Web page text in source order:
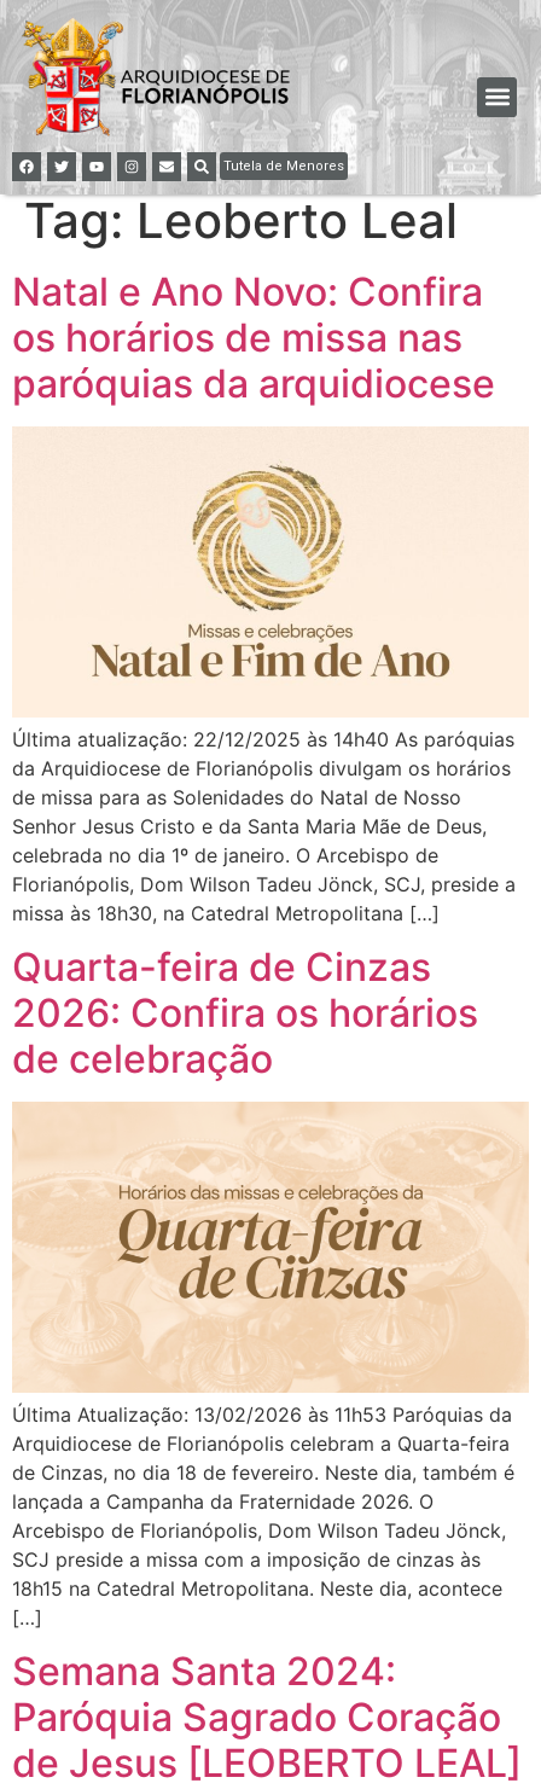
Tutela de Menores
Tag: Leoberto Leal
Natal e Ano Novo: Confira
os horários de missa nas
paróquias da arquidiocese
Última atualização: 22/12/2025 às 14h40 As paróquias
da Arquidiocese de Florianópolis divulgam os horários
de missa para as Solenidades do Natal de Nosso
Senhor Jesus Cristo e da Santa Maria Mãe de Deus,
celebrada no dia 1º de janeiro. O Arcebispo de
Florianópolis, Dom Wilson Tadeu Jönck, SCJ, preside a
missa às 18h30, na Catedral Metropolitana […]
Quarta-feira de Cinzas
2026: Confira os horários
de celebração
Última Atualização: 13/02/2026 às 11h53 Paróquias da
Arquidiocese de Florianópolis celebram a Quarta-feira
de Cinzas, no dia 18 de fevereiro. Neste dia, também é
lançada a Campanha da Fraternidade 2026. O
Arcebispo de Florianópolis, Dom Wilson Tadeu Jönck,
SCJ preside a missa com a imposição de cinzas às
18h15 na Catedral Metropolitana. Neste dia, acontece
[…]
Semana Santa 2024:
Paróquia Sagrado Coração
de Jesus [LEOBERTO LEAL]